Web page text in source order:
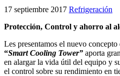
17 septiembre 2017 Refrigeración
Protección, Control y ahorro al
Les presentamos el nuevo
“Smart Cooling Tower” aporta
en alargar la vida útil del equipo y
el control sobre su rendimiento en